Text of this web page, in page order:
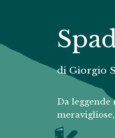
di Giorgio
Da